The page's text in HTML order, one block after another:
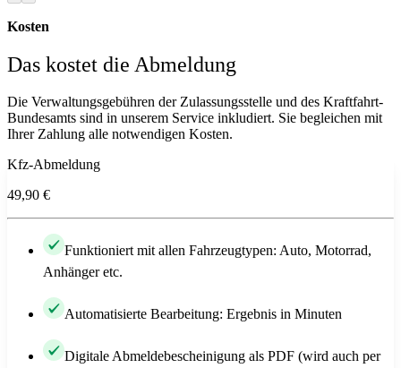
Kosten
Das kostet die Abmeldung
Die Verwaltungsgebühren der Zulassungsstelle und des Kraftfahrt-
Bundesamts sind in unserem Service inkludiert. Sie begleichen mit
Ihrer Zahlung alle notwendigen Kosten.
Kfz-Abmeldung
49,90 €
Funktioniert mit allen Fahrzeugtypen: Auto, Motorrad,
Anhänger etc.
Automatisierte Bearbeitung: Ergebnis in Minuten
Digitale Abmeldebescheinigung als PDF (wird auch per